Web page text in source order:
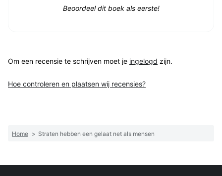
Beoordeel dit boek als eerste!
Om een recensie te schrijven moet je ingelogd zijn.
Hoe controleren en plaatsen wij recensies?
Home > Straten hebben een gelaat net als mensen